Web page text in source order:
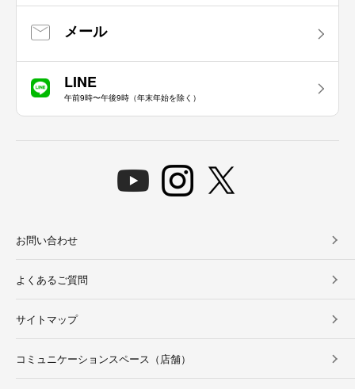
メール
LINE
午前9時〜午後9時（年末年始を除く）
お問い合わせ
よくあるご質問
サイトマップ
コミュニケーションスペース（店舗）